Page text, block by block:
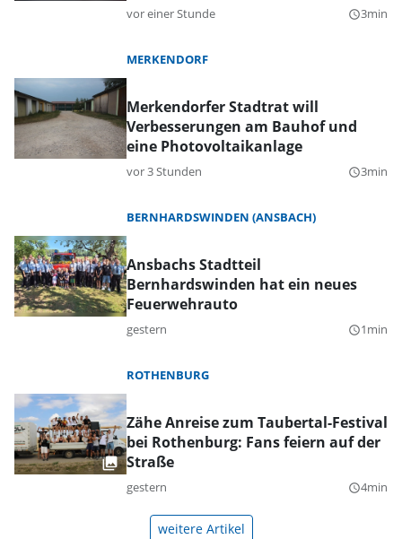
vor einer Stunde query_builder3min
MERKENDORF
Merkendorfer Stadtrat will
Verbesserungen am Bauhof und
eine Photovoltaikanlage
vor 3 Stunden query_builder3min
BERNHARDSWINDEN (ANSBACH)
Ansbachs Stadtteil
Bernhardswinden hat ein neues
Feuerwehrauto
gestern query_builder1min
ROTHENBURG
Zähe Anreise zum Taubertal-Festival
bei Rothenburg: Fans feiern auf der
Straße
gestern query_builder4min
weitere Artikel